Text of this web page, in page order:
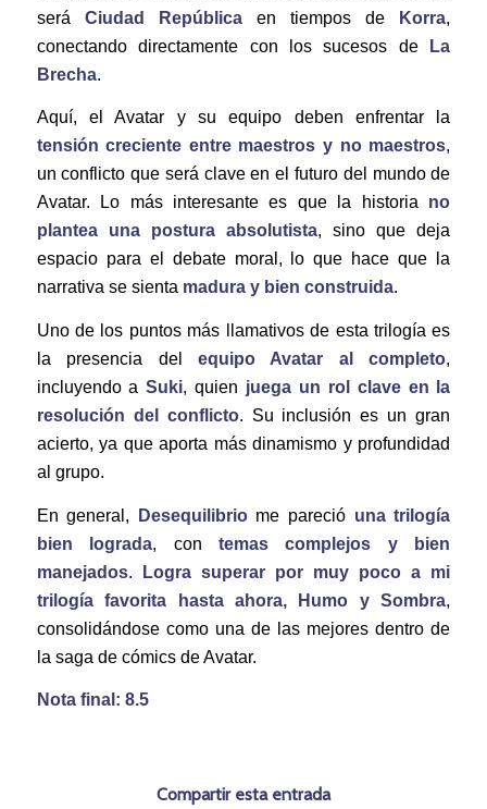
será Ciudad Repúblicaen tiempos de Korra,
conectando directamente con los sucesos de
La
Brecha.
Aquí, el Avatar y su equipo deben enfrentar la
tensión creciente entre maestros y no maestros,
un conflicto que será clave en el futuro del mundo de
Avatar. Lo más interesante es que la historia no
plantea una postura absolutista, sino que deja
espacio para el debate moral, lo que hace que la
narrativa se sienta madura y bien construida.
Uno de los puntos más llamativos de esta trilogía es
la presencia del equipo Avatar al completo,
incluyendo aSuki, quien juega un rol clave en la
resolución del conflicto. Su inclusión es un gran
acierto, ya que aporta más dinamismo y profundidad
al grupo.
En general, Desequilibriome pareció una trilogía
bien lograda, con temas complejos y bien
manejados.
Logra superar por muy poco a mi
trilogía favorita hasta ahora, Humo y Sombra,
consolidándose como una de las mejores dentro de
la saga de cómics de Avatar.
Nota final: 8.5
Compartir esta entrada